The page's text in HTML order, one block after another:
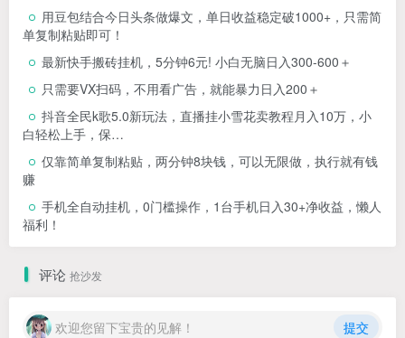
用豆包结合今日头条做爆文，单日收益稳定破1000+，只需简
单复制粘贴即可！
最新快手搬砖挂机，5分钟6元! 小白无脑日入300-600＋
只需要VX扫码，不用看广告，就能暴力日入200＋
抖音全民k歌5.0新玩法，直播挂小雪花卖教程月入10万，小
白轻松上手，保…
仅靠简单复制粘贴，两分钟8块钱，可以无限做，执行就有钱
赚
手机全自动挂机，0门槛操作，1台手机日入30+净收益，懒人
福利！
评论 抢沙发
欢迎您留下宝贵的见解！ 提交